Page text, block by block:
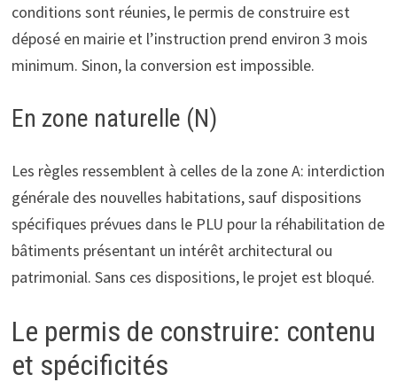
conditions sont réunies, le permis de construire est
déposé en mairie et l’instruction prend environ 3 mois
minimum. Sinon, la conversion est impossible.
En zone naturelle (N)
Les règles ressemblent à celles de la zone A: interdiction
générale des nouvelles habitations, sauf dispositions
spécifiques prévues dans le PLU pour la réhabilitation de
bâtiments présentant un intérêt architectural ou
patrimonial. Sans ces dispositions, le projet est bloqué.
Le permis de construire: contenu
et spécificités